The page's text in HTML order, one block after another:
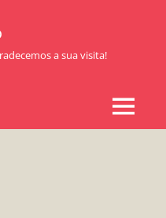
a sua visita!
MENU